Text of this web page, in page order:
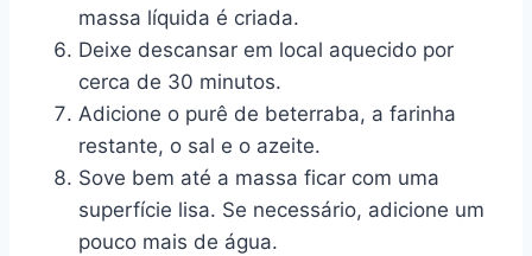
massa líquida é criada.
Deixe descansar em local aquecido por
cerca de 30 minutos.
Adicione o purê de beterraba, a farinha
restante, o sal e o azeite.
Sove bem até a massa ficar com uma
superfície lisa. Se necessário, adicione um
pouco mais de água.